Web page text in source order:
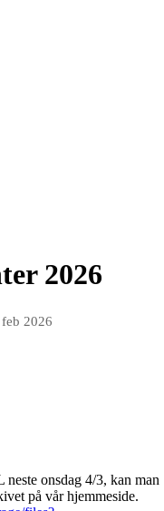
2026
2026
onsdag 4/3, kan man
på vår hjemmeside.